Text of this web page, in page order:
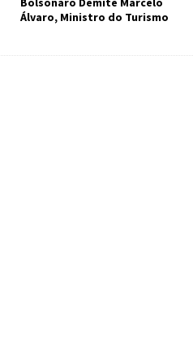
Álvaro, Ministro do Turismo